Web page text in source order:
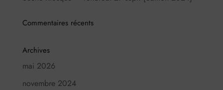
Commentaires récents
Archives
mai 2026
novembre 2024